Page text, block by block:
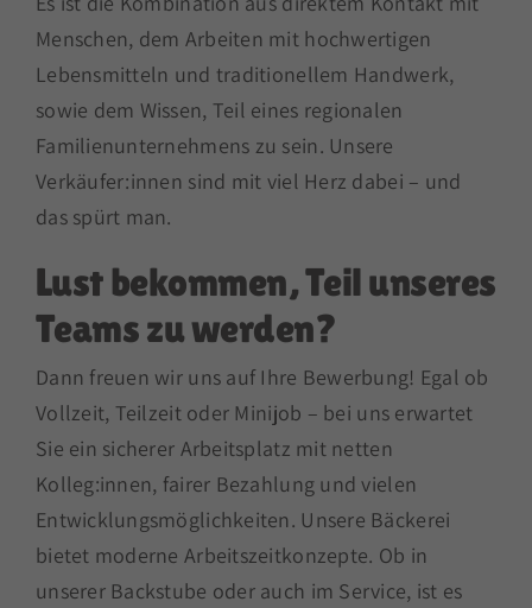
Menschen, dem Arbeiten mit hochwertigen
Lebensmitteln und traditionellem Handwerk,
sowie dem Wissen, Teil eines regionalen
Familienunternehmens zu sein. Unsere
Verkäufer:innen sind mit viel Herz dabei – und
das spürt man.
Lust bekommen, Teil unseres
Teams zu werden?
Dann freuen wir uns auf Ihre Bewerbung! Egal ob
Vollzeit, Teilzeit oder Minijob – bei uns erwartet
Sie ein sicherer Arbeitsplatz mit netten
Kolleg:innen, fairer Bezahlung und vielen
Entwicklungsmöglichkeiten. Unsere Bäckerei
bietet moderne Arbeitszeitkonzepte. Ob in
unserer Backstube oder auch im Service, ist es